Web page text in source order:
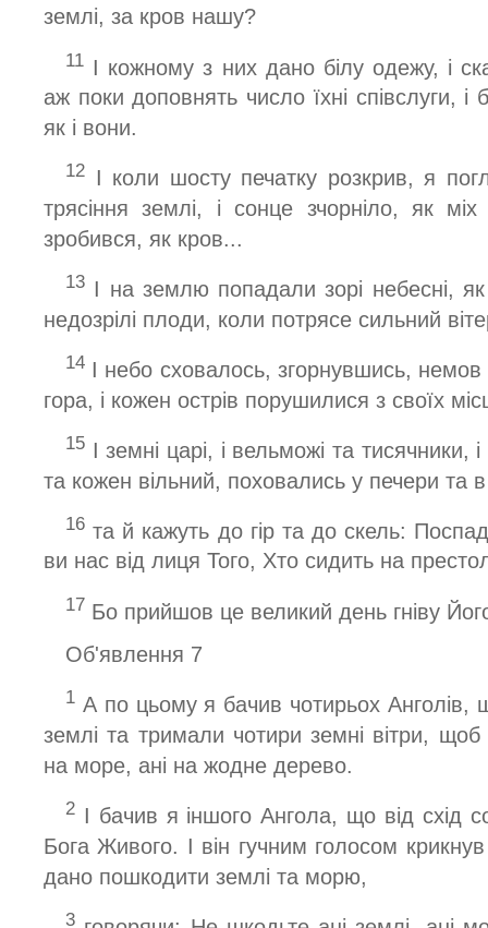
землі, за кров нашу?
11 І кожному з них дано білу одежу, і
аж поки доповнять число їхні співслуги, і
як і вони.
12 І коли шосту печатку розкрив, я
трясіння землі, і сонце зчорніло, як
зробився, як кров...
13 І на землю попадали зорі небесні,
недозрілі плоди, коли потрясе сильний
14 І небо сховалось, згорнувшись, немов
гора, і кожен острів порушилися з своїх
15 І земні царі, і вельможі та тисячники,
та кожен вільний, поховались у печери та в
16 та й кажуть до гір та до скель:
ви нас від лиця Того, Хто сидить на
17 Бо прийшов це великий день гніву
Об'явлення 7
1 А по цьому я бачив чотирьох Анголів,
землі та тримали чотири земні вітри,
на море, ані на жодне дерево.
2 І бачив я іншого Ангола, що від схід
Бога Живого. І він гучним голосом
дано пошкодити землі та морю,
3